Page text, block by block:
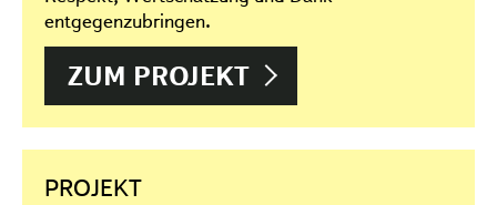
entgegenzubringen.
ZUM PROJEKT
PROJEKT